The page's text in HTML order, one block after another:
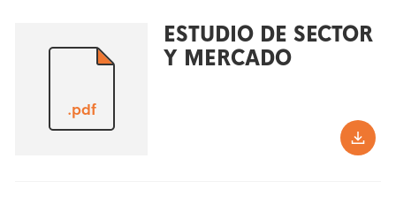
.pdf
ESTUDIO DE SECTOR
Y MERCADO